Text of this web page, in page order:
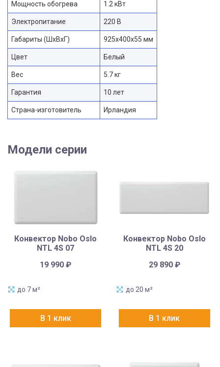
Мощность обогрева 1.2 кВт
Электропитание 220 В
Габариты (ШхВхГ) 925x400x55 мм
Цвет Белый
Вес 5.7 кг
Гарантия 10 лет
Страна-изготовитель Ирландия
Модели серии
Конвектор Nobo Oslo
NTL 4S 07
19 990₽
до 7 м²
В 1 клик
Конвектор Nobo Oslo
NTL 4S 20
29 890 ₽
до 20 м²
В 1 клик